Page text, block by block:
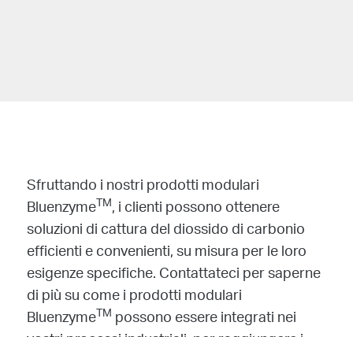
Sfruttando i nostri prodotti modulari
BluenzymeTM, i clienti possono ottenere
soluzioni di cattura del diossido di carbonio
efficienti e convenienti, su misura per le loro
esigenze specifiche. Contattateci per saperne
di più su come i prodotti modulari
BluenzymeTMpossono essere integrati nei